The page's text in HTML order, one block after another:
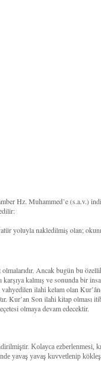
Hz. Muhammed’e (s.a.v.)
yoluyla nakledilmiş olan;
Ancak bugün bu
kalmış ve sonunda bir
ilahi kelam olan
Kur’an Son ilahi kitap olması
olmaya devam edecektir.
Kolayca ezberlenmesi,
yavaş yavaş kuvvetlenip